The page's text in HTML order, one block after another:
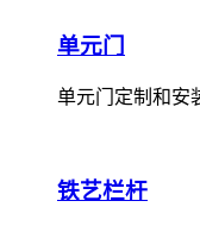
单元门
单元门定制和安
铁艺栏杆